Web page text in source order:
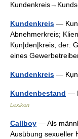
Kundenkreis —
Abnehmerkreis;
Kụn|den|kreis, der:
eines
Kundenkreis —
Kundenbestand —
Lexikon
Callboy — Als
Ausübung sexueller